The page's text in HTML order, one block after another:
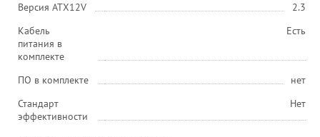
Версия ATX12V
2.3
Кабель
питания в
комплекте
Есть
ПО в комплекте
нет
Стандарт
эффективности
Нет